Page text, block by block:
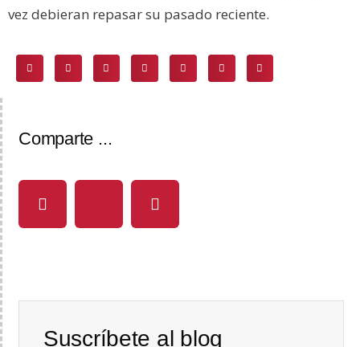
vez debieran repasar su pasado reciente.
Comparte ...
Suscríbete al blog